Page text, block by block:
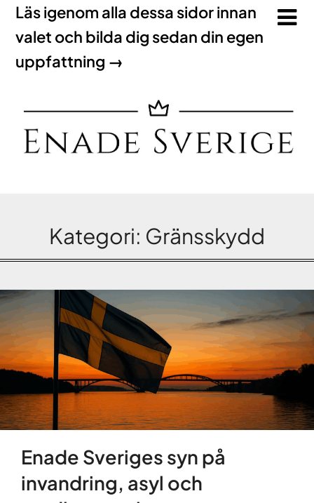
Läs igenom alla dessa sidor innan
valet och bilda dig sedan din egen
uppfattning →
Kategori: Gränsskydd
Enade Sveriges syn på
invandring, asyl och